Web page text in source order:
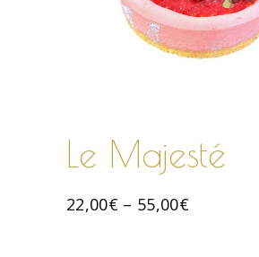
Le Majesté
22,00€– 55,00€